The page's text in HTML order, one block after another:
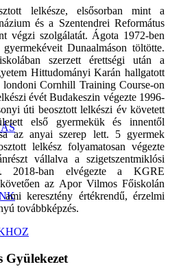
lelkésze, elsősorban mint a
és a Szentendrei Református
végzi szolgálatát. Ágota 1972-ben
Dunaalmáson töltötte.
szerzett érettségi után a
Hittudományi Karán hallgatott
Cornhill Training Course-on
évét Budakeszin végezte 1996-
úti beosztott lelkészi év követett
első gyermekük és innentől
az anyai szerep lett. 5 gyermek
lelkész folyamatosan végezte
vállalva a szigetszentmiklósi
2018-ban elvégezte a KGRE
az Apor Vilmos Főiskolán
keresztény értékrendű, érzelmi
továbbképzés.
Gyülekezet